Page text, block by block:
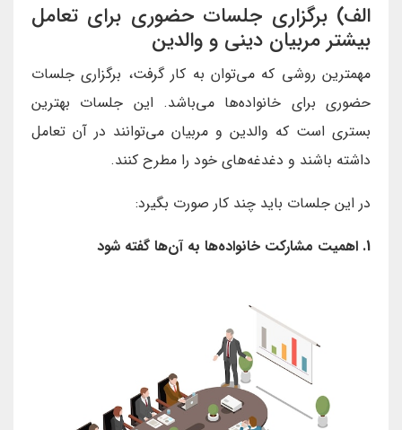
الف) برگزاری جلسات حضوری برای تعامل
بیشتر مربیان دینی و والدین
مهمترین روشی که می‌توان به کار گرفت، برگزاری جلسات
حضوری برای خانواده‌ها می‌باشد. این جلسات بهترین
بستری است که والدین و مربیان می‌توانند در آن تعامل
داشته باشند و دغدغه‌های خود را مطرح کنند.
در این جلسات باید چند کار صورت بگیرد:
1. اهمیت مشارکت خانواده‌ها به آن‌ها گفته شود